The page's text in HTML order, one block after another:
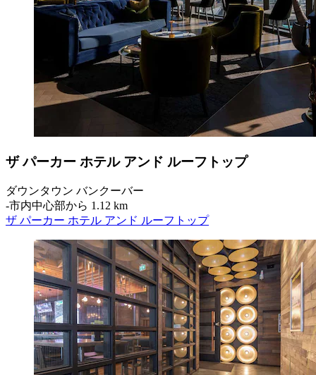
ザ パーカー ホテル アンド ルーフトップ
ダウンタウン バンクーバー
‐市内中心部から 1.12 km
ザ パーカー ホテル アンド ルーフトップ